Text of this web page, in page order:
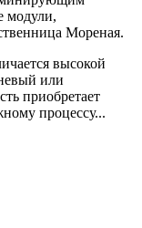
модули,
Мореная.
высокой
или
приобретает
процессу...